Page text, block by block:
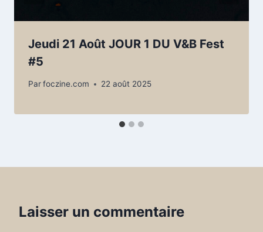
Jeudi 21 Août JOUR 1 DU V&B Fest
#5
Parfoczine.com 22 août 2025
Laisser un commentaire